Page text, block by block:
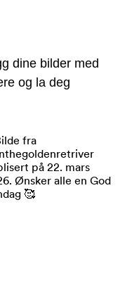
dine bilder med
og la deg